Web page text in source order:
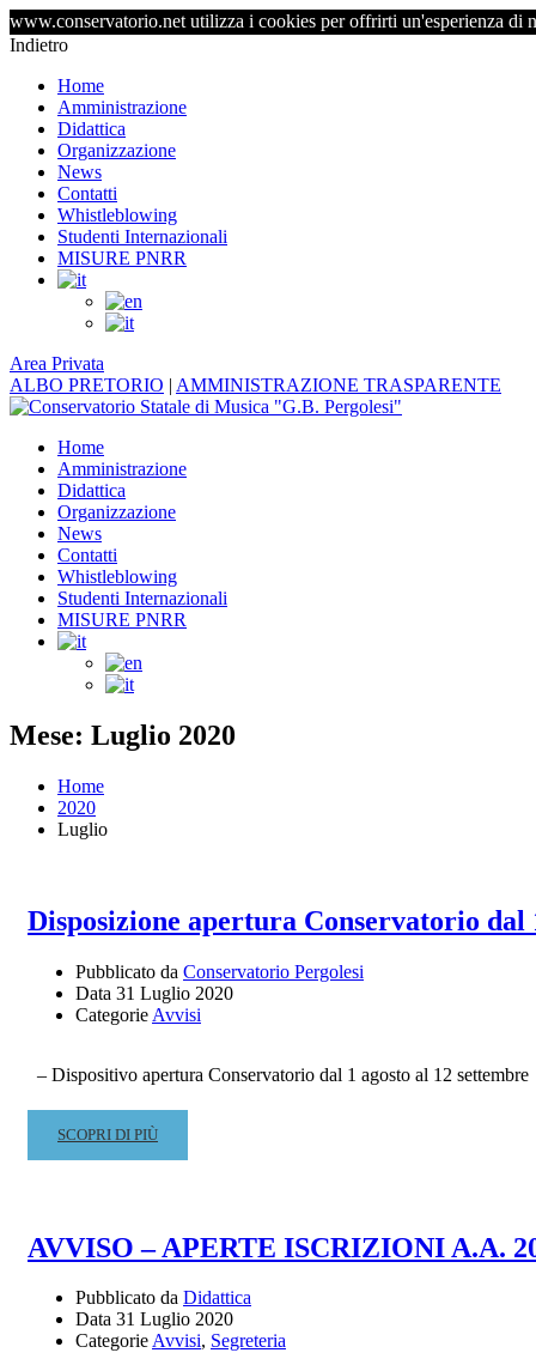
www.conservatorio.net utilizza i cookies per offrirti un'esperienza
Indietro
Home
Amministrazione
Didattica
Organizzazione
News
Contatti
Whistleblowing
Studenti Internazionali
MISURE PNRR
Area Privata
ALBO PRETORIO | AMMINISTRAZIONE TRASPARENTE
Home
Amministrazione
Didattica
Organizzazione
News
Contatti
Whistleblowing
Studenti Internazionali
MISURE PNRR
Mese: Luglio 2020
Home
2020
Luglio
Disposizione apertura Conservatorio dal
Pubblicato da Conservatorio Pergolesi
Data 31 Luglio 2020
Categorie Avvisi
– Dispositivo apertura Conservatorio dal 1 agosto al 12 settembre
READ
MORE
CONSERVATORIO
1
AGOSTO
AL
SCOPRI DI PIÙ
AVVISO – APERTE ISCRIZIONI A.A.
Pubblicato da Didattica
Data 31 Luglio 2020
CategorieAvvisi, Segreteria